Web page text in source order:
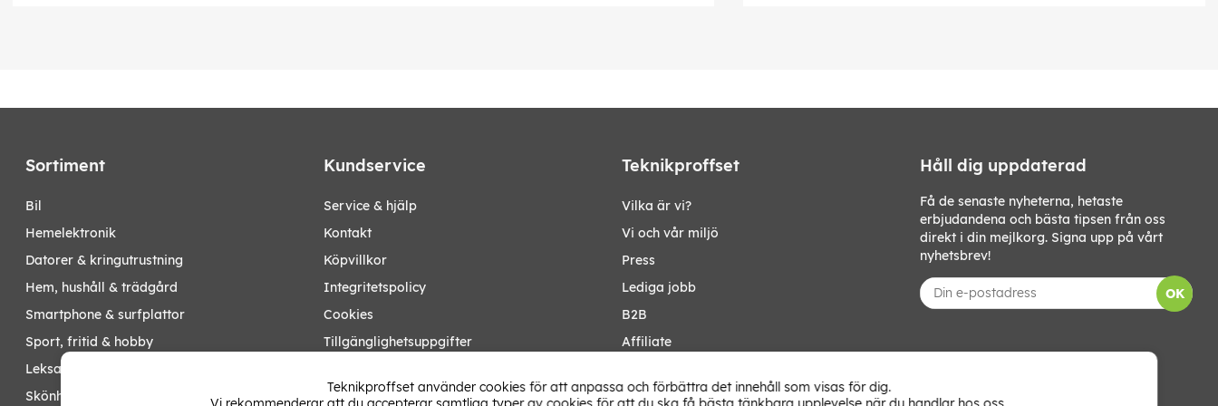
7330545500264
EAN:
Sortiment
bil
hemelektronik
datorer & kringutrustning
hem, hushåll & trädgård
smartphone & surfplattor
sport, fritid & hobby
leksaker, barn- & babyprodukter
skönhet & hälsa
Kundservice
Service & hjälp
Kontakt
Köpvillkor
Integritetspolicy
Cookies
Tillgänglighetsuppgifter
Teknikproffset
Vilka är vi?
Vi och vår miljö
Press
Lediga jobb
B2B
Affiliate
Ändra Land
Håll dig uppdaterad
Få de senaste nyheterna, hetaste
erbjudandena och bästa tipsen från oss
direkt i din mejlkorg. Signa upp på vårt
nyhetsbrev!
OK
Teknikproffset använder cookies för att anpassa och förbättra det innehåll som visas för dig.